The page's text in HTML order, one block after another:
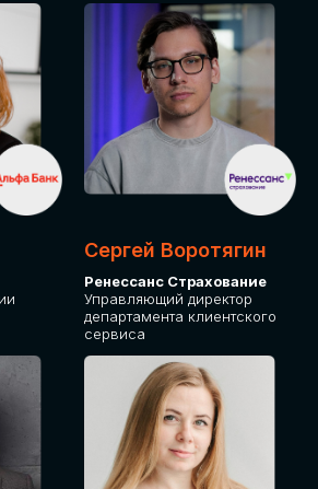
Сергей Воротягин
Ренессанс Страхование
Управляющий директор
департамента клиентского
сервиса